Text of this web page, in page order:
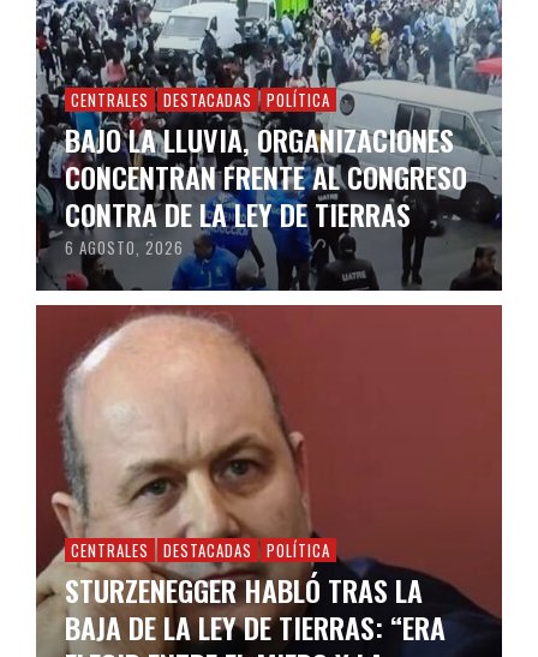
CENTRALES DESTACADAS POLÍTICA
BAJO LA LLUVIA, ORGANIZACIONES
CONCENTRAN FRENTE AL CONGRESO
CONTRA DE LA LEY DE TIERRAS
6 AGOSTO, 2026
CENTRALES DESTACADAS POLÍTICA
STURZENEGGER HABLÓ TRAS LA
BAJA DE LA LEY DE TIERRAS: “ERA